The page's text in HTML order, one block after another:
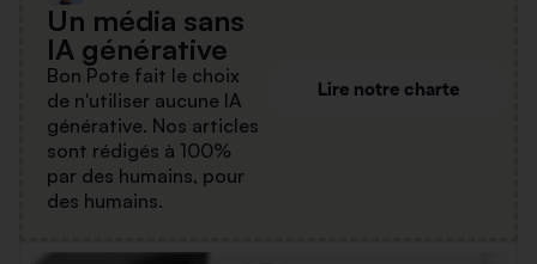
Un média sans
IA générative
Bon Pote fait le choix
de n'utiliser aucune IA
générative. Nos articles
sont rédigés à 100%
par des humains, pour
des humains.
Lire notre charte